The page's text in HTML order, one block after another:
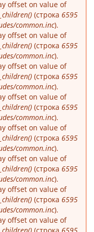
offset on value of
(строка 6595
common.inc).
offset on value of
(строка 6595
common.inc).
offset on value of
(строка 6595
common.inc).
offset on value of
(строка 6595
common.inc).
offset on value of
(строка 6595
common.inc).
offset on value of
(строка 6595
common.inc).
offset on value of
(строка 6595
common.inc).
offset on value of